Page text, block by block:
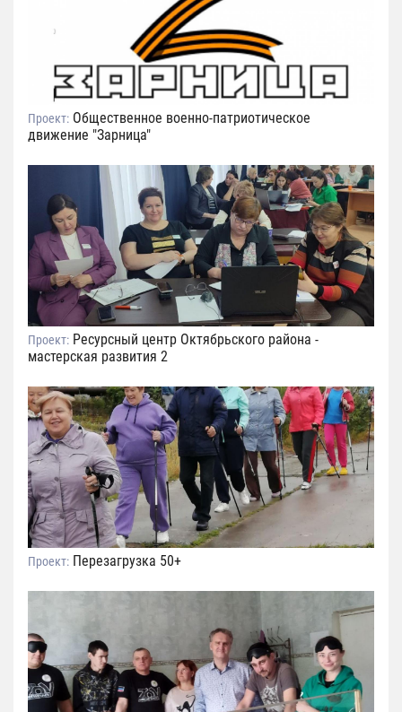
Проект: Общественное военно-патриотическое
движение "Зарница"
Проект: Ресурсный центр Октябрьского района -
мастерская развития 2
Проект: Перезагрузка 50+